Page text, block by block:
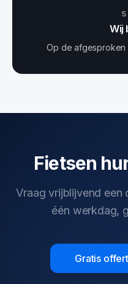
Wij
Op de afgesproken
Fietsen
Vraag vrijblijvend een
één werkdag,
Gratis